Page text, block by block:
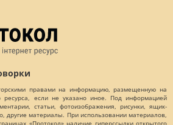
правами на информацию, размещенную на
ресурса, если не указано иное. Под информацией
статьи, фотоизображения, рисунки, ящик-
другие материалы. При использовании материалов,
«Протокол» наличие гиперссылки открытого